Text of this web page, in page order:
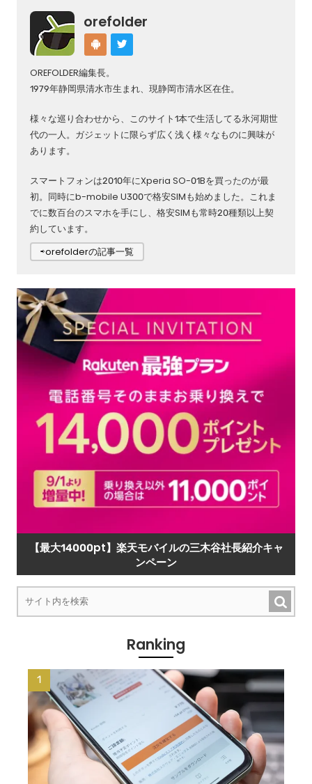
orefolder
OREFOLDER編集長。
1979年静岡県清水市生まれ、現静岡市清水区在住。
様々な巡り合わせから、このサイト1本で生活してる氷河期世
代の一人。ガジェットに限らず広く浅く様々なものに興味が
あります。
スマートフォンは2010年にXperia SO-01Bを買ったのが最
初。同時にb-mobile U300で格安SIMも始めました。これま
でに数百台のスマホを手にし、格安SIMも常時20種類以上契
約しています。
⇨orefolderの記事一覧
【最大14000pt】楽天モバイルの三木谷社長紹介キャ
ンペーン
Ranking